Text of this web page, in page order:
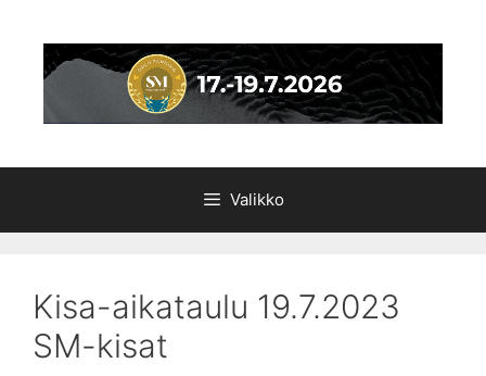
sisältöön
Valikko
Kisa-aikataulu 19.7.2023
SM-kisat